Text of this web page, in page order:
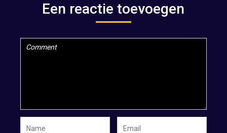
Een reactie toevoegen